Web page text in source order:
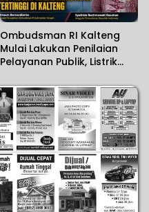
Ombudsman RI Kalteng
Mulai Lakukan Penilaian
Pelayanan Publik, Listrik